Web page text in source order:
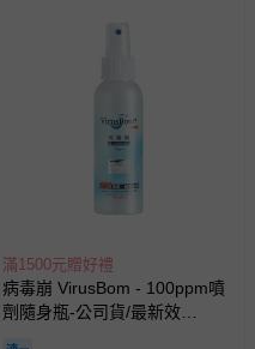
消事宜，並將提供適當補
滿1500元贈好禮
病毒崩 VirusBom - 100ppm噴
劑隨身瓶-公司貨/最新效